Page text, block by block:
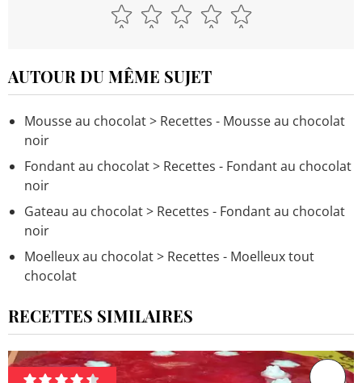
AUTOUR DU MÊME SUJET
Mousse au chocolat> Recettes - Mousse au chocolat
noir
Fondant au chocolat> Recettes - Fondant au chocolat
noir
Gateau au chocolat> Recettes - Fondant au chocolat
noir
Moelleux au chocolat> Recettes - Moelleux tout
chocolat
RECETTES SIMILAIRES